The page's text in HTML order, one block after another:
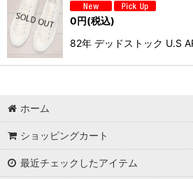
0円(税込)
82年 デッドストック U.S
ホーム
ショッピングカート
最近チェックしたアイテム